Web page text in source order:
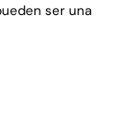
ser una